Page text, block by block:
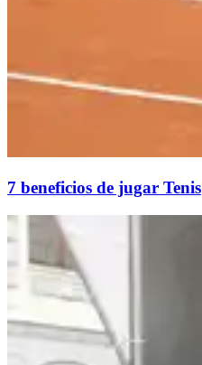
7 beneficios de jugar Tenis